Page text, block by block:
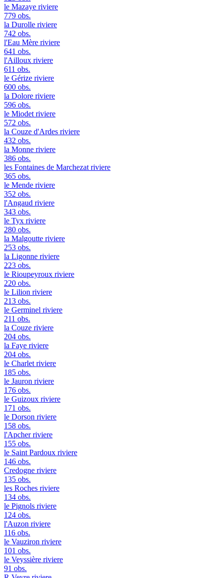
le Mazaye riviere
779 obs.
la Durolle riviere
742 obs.
l'Eau Mère riviere
641 obs.
l'Ailloux riviere
611 obs.
le Gérize riviere
600 obs.
la Dolore riviere
596 obs.
le Miodet riviere
572 obs.
la Couze d'Ardes riviere
432 obs.
la Monne riviere
386 obs.
les Fontaines de Marchezat riviere
365 obs.
le Mende riviere
352 obs.
l'Angaud riviere
343 obs.
le Tyx riviere
280 obs.
la Malgoutte riviere
253 obs.
la Ligonne riviere
223 obs.
le Rioupeyroux riviere
220 obs.
le Lilion riviere
213 obs.
le Germinel riviere
211 obs.
la Couze riviere
204 obs.
la Faye riviere
204 obs.
le Charlet riviere
185 obs.
le Jauron riviere
176 obs.
le Guizoux riviere
171 obs.
le Dorson riviere
158 obs.
l'Apcher riviere
155 obs.
le Saint Pardoux riviere
146 obs.
Credogne riviere
135 obs.
les Roches riviere
134 obs.
le Pignols riviere
124 obs.
l'Auzon riviere
116 obs.
le Vauziron riviere
101 obs.
le Veyssière riviere
91 obs.